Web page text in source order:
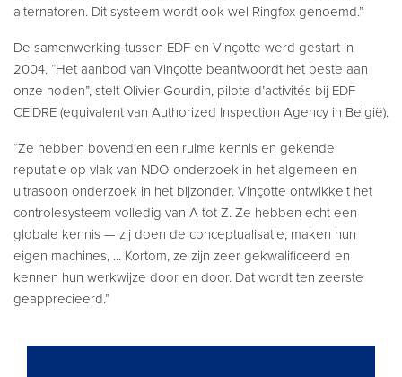
alternatoren. Dit systeem wordt ook wel Ringfox genoemd.”
De samenwerking tussen EDF en Vinçotte werd gestart in
2004. “Het aanbod van Vinçotte beantwoordt het beste aan
onze noden”, stelt Olivier Gourdin, pilote d’activités bij EDF-
CEIDRE (equivalent van Authorized Inspection Agency in België).
“Ze hebben bovendien een ruime kennis en gekende
reputatie op vlak van NDO-onderzoek in het algemeen en
ultrasoon onderzoek in het bijzonder. Vinçotte ontwikkelt het
controlesysteem volledig van A tot Z. Ze hebben echt een
globale kennis — zij doen de conceptualisatie, maken hun
eigen machines, ... Kortom, ze zijn zeer gekwalificeerd en
kennen hun werkwijze door en door. Dat wordt ten zeerste
geapprecieerd.”